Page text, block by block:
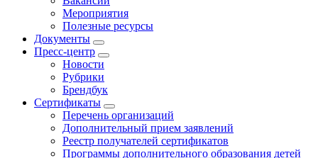
Мероприятия
Полезные ресурсы
Документы
Пресс-центр
Новости
Рубрики
Брендбук
Сертификаты
Перечень организаций
Дополнительный прием заявлений
Реестр получателей сертификатов
Программы дополнительного образования детей